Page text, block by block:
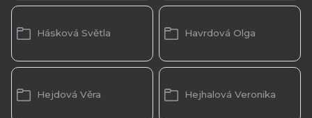
Hásková Světla Havrdová Olga
Hejdová Věra Hejhalová Veronika